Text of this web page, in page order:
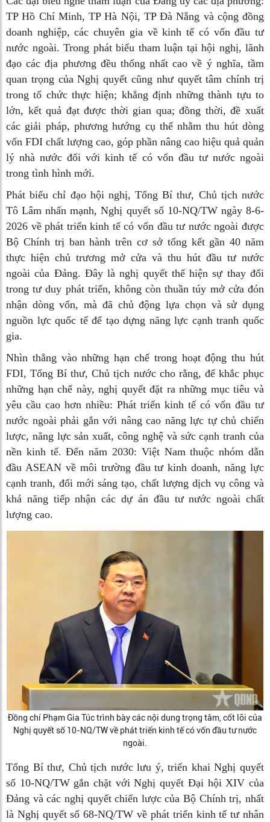
TP Hồ Chí Minh, TP Hà Nội, TP Đà Nẵng và cộng đồng
doanh nghiệp, các chuyên gia về kinh tế có vốn đầu tư
nước ngoài. Trong phát biểu tham luận tại hội nghị, lãnh
đạo các địa phương đều thống nhất cao về ý nghĩa, tầm
quan trọng của Nghị quyết cũng như quyết tâm chính trị
trong tổ chức thực hiện; khẳng định những thành tựu to
lớn, kết quả đạt được thời gian qua; đồng thời, đề xuất
các giải pháp, phương hướng cụ thể nhằm thu hút dòng
vốn FDI chất lượng cao, góp phần nâng cao hiệu quả quản
lý nhà nước đối với kinh tế có vốn đầu tư nước ngoài
trong tình hình mới.
Phát biểu chỉ đạo hội nghị, Tổng Bí thư, Chủ tịch nước
Tô Lâm nhấn mạnh, Nghị quyết số 10-NQ/TW ngày 8-6-
2026 về phát triển kinh tế có vốn đầu tư nước ngoài được
Bộ Chính trị ban hành trên cơ sở tổng kết gần 40 năm
thực hiện chủ trương mở cửa và thu hút đầu tư nước
ngoài của Đảng. Đây là nghị quyết thể hiện sự thay đổi
trong tư duy phát triển, không còn thuần túy mở cửa đón
nhận dòng vốn, mà đã chủ động lựa chọn và sử dụng
nguồn lực quốc tế để tạo dựng năng lực cạnh tranh quốc
gia.
Nhìn thẳng vào những hạn chế trong hoạt động thu hút
FDI, Tổng Bí thư, Chủ tịch nước cho rằng, để khắc phục
những hạn chế này, nghị quyết đặt ra những mục tiêu và
yêu cầu cao hơn nhiều: Phát triển kinh tế có vốn đầu tư
nước ngoài phải gắn với nâng cao năng lực tự chủ chiến
lược, năng lực sản xuất, công nghệ và sức cạnh tranh của
nền kinh tế. Đến năm 2030: Việt Nam thuộc nhóm dẫn
đầu ASEAN về môi trường đầu tư kinh doanh, năng lực
cạnh tranh, đổi mới sáng tạo, chất lượng dịch vụ công và
khả năng tiếp nhận các dự án đầu tư nước ngoài chất
lượng cao.
Đồng chí Phạm Gia Túc trình bày các nội dung trọng tâm, cốt lõi của
Nghị quyết số 10-NQ/TW về phát triển kinh tế có vốn đầu tư nước
ngoài.
Tổng Bí thư, Chủ tịch nước lưu ý, triển khai Nghị quyết
số 10-NQ/TW gắn chặt với Nghị quyết Đại hội XIV của
Đảng và các nghị quyết chiến lược của Bộ Chính trị, nhất
là Nghị quyết số 68-NQ/TW về phát triển kinh tế tư nhân